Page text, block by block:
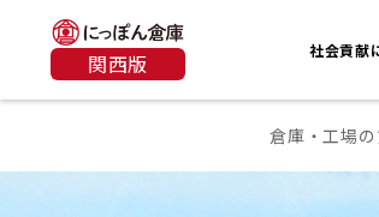
関西版 社会貢献
倉庫・工場